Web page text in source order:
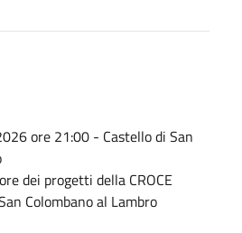
ore 21:00 - Castello di San
dei progetti della CROCE
Colombano al Lambro